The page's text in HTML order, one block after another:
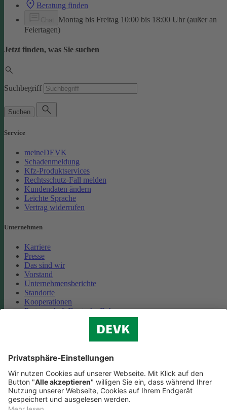
Beratung finden
Montag bis Freitag 10:00 bis 18:00 Uhr (außer an
Feiertagen)
Jetzt finden, was Sie suchen
Suchbegriff
Suchen
Service
meineDEVK
Schadenmeldung
Kfz-Produktservices
Rechtsschutz-Fall melden
Kundendaten ändern
Leichte Sprache
Vertrag widerrufen
Unternehmen
Karriere
Presse
Das sind wir
Vorstand
Unternehmensberichte
Standorte
Kooperationen
Partnerschaft Deutsche Bahn
Cookie-Einstellungen
Datenschutz